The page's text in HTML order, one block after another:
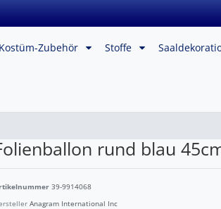
Kostüm-Zubehör Stoffe
rund blau
39-9914068
Anagram International Inc